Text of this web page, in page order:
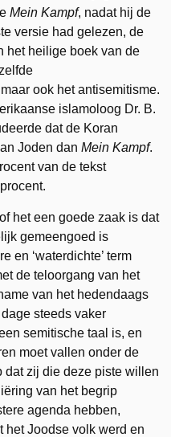
Mein Kampf, nadat hij de
versie had gelezen, de
het heilige boek van de
ook het antisemitisme.
islamoloog Dr. B.
dat de Koran
Joden danMein Kampf.
van de tekst
het een goede zaak is dat
gemeengoed is
en ‘waterdichte’ term
de teloorgang van het
van het hedendaags
steeds vaker
semitische taal is, en
moet vallen onder de
dat zij die deze piste willen
van het begrip
agenda hebben,
het Joodse volk werd en